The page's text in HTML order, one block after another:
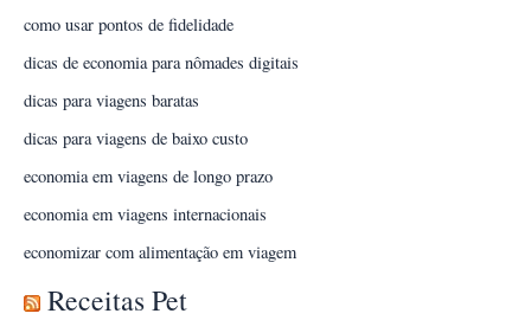
como usar pontos de fidelidade
dicas de economia para nômades digitais
dicas para viagens baratas
dicas para viagens de baixo custo
economia em viagens de longo prazo
economia em viagens internacionais
economizar com alimentação em viagem
Receitas Pet